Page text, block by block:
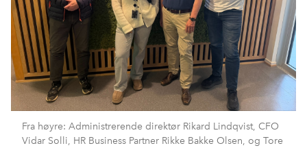
Fra høyre: Administrerende direktør Rikard Lindqvist, CFO
Vidar Solli, HR Business Partner Rikke Bakke Olsen, og Tore